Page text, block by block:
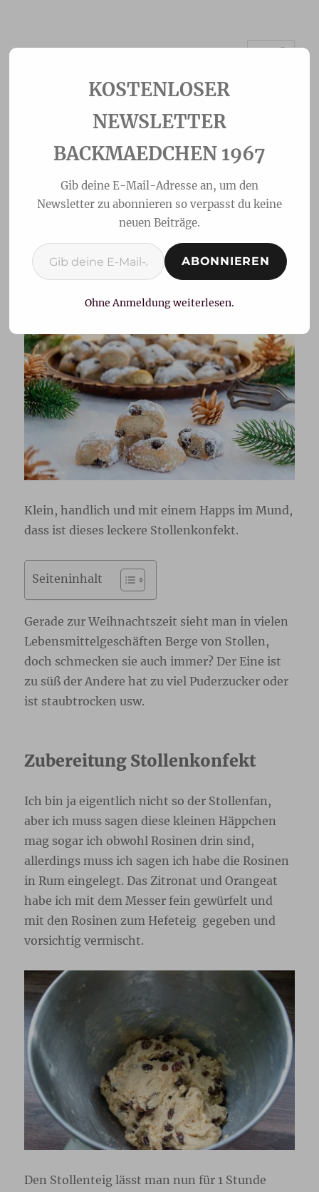
Stollenkonfekt
Klein, handlich und mit einem Happs im Mund,
dass ist dieses leckere Stollenkonfekt.
Seiteninhalt
Gerade zur Weihnachtszeit sieht man in vielen
Lebensmittelgeschäften Berge von Stollen,
doch schmecken sie auch immer? Der Eine ist
zu süß der Andere hat zu viel Puderzucker oder
ist staubtrocken usw.
Zubereitung Stollenkonfekt
Ich bin ja eigentlich nicht so der Stollenfan,
aber ich muss sagen diese kleinen Häppchen
mag sogar ich obwohl Rosinen drin sind,
allerdings muss ich sagen ich habe die Rosinen
in Rum eingelegt. Das Zitronat und Orangeat
habe ich mit dem Messer fein gewürfelt und
mit den Rosinen zum Hefeteig gegeben und
vorsichtig vermischt.
Den Stollenteig lässt man nun für 1 Stunde
NEWSLETTER
BACKMAEDCHEN 1967
Gib deine E-Mail-Adresse an, um den
Newsletter zu abonnieren so verpasst du keine
neuen Beiträge.
Gib deine E-Mail-Adresse ein ...
ABONNIEREN
Ohne Anmeldung weiterlesen.